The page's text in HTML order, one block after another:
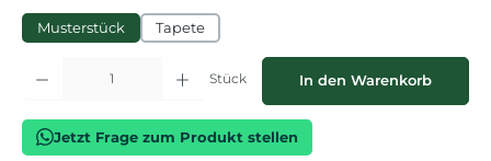
Musterstück Tapete
Produkt Anzahl: Gib den gewünschten Wert ein oder benutze die
Stück In den Warenkorb
Jetzt Frage zum Produkt stellen